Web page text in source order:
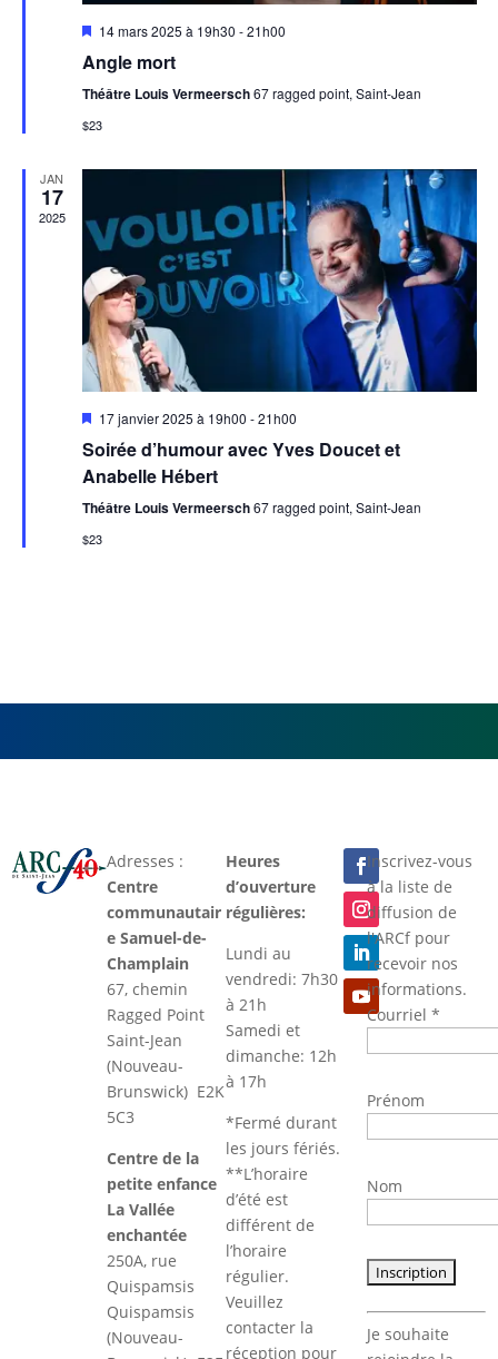
Mis
avant
14 mars 2025 à 19h30 -21h00
Angle mort
Théâtre Louis Vermeersch67 ragged point, Saint-Jean
$23
JAN
17
2025
Mis
avant
17 janvier 2025 à 19h00 -21h00
Soirée d’humour avec Yves Doucet et
Anabelle Hébert
Théâtre Louis Vermeersch67 ragged point, Saint-Jean
$23
Adresses :
Centre
communautair
e Samuel-de-
Champlain
67, chemin
Ragged Point
Saint-Jean
(Nouveau-
Brunswick) E2K
5C3
Centre de la
petite enfance
La Vallée
enchantée
250A, rue
Quispamsis
Quispamsis
(Nouveau-
Heures
d’ouverture
régulières:
Lundi au
vendredi: 7h30
à 21h
Samedi et
dimanche: 12h
à 17h
*Fermé durant
les jours fériés.
**L’horaire
d’été est
différent de
l’horaire
régulier.
Veuillez
contacter la
réception pour
Inscrivez-vous
à la liste de
diffusion de
l'ARCf pour
recevoir nos
informations.
Courriel*
Prénom
Nom
Constant
Contact
Je souhaite